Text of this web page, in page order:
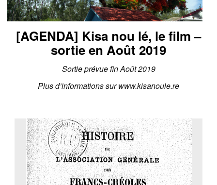
[AGENDA] Kisa nou lé, le film –
sortie en Août 2019
Sortie prévue fin Août 2019
Plus d’informations sur www.kisanoule.re